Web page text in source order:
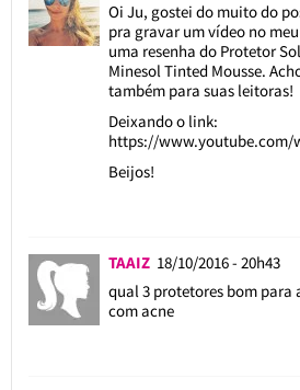
Oi Ju, gostei do muito do
pra gravar um vídeo no
uma resenha do Protetor
Minesol Tinted Mousse.
também para suas leitoras!
Deixando o link:
https://www.youtube.com/
Beijos!
TAAIZ 18/10/2016 - 20h43
qual 3 protetores bom para
com acne